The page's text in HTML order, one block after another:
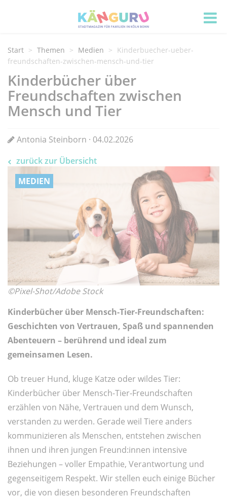
Start Themen Medien
Kinderbuecher-ueber-
freundschaften-zwischen-mensch-und-tier
Kinderbücher über
Freundschaften zwischen
Mensch und Tier
Antonia Steinborn · 04.02.2026
zurück zur Übersicht
MEDIEN
©Pixel-Shot/Adobe Stock
Kinderbücher über Mensch-Tier-Freundschaften:
Geschichten von Vertrauen, Spaß und spannenden
Abenteuern – berührend und ideal zum
gemeinsamen Lesen.
Ob treuer Hund, kluge Katze oder wildes Tier:
Kinderbücher über Mensch-Tier-Freundschaften
erzählen von Nähe, Vertrauen und dem Wunsch,
verstanden zu werden. Gerade weil Tiere anders
kommunizieren als Menschen, entstehen zwischen
ihnen und ihren jungen Freund:innen intensive
Beziehungen – voller Empathie, Verantwortung und
gegenseitigem Respekt. Wir stellen euch einige Bücher
vor, die von diesen besonderen Freundschaften